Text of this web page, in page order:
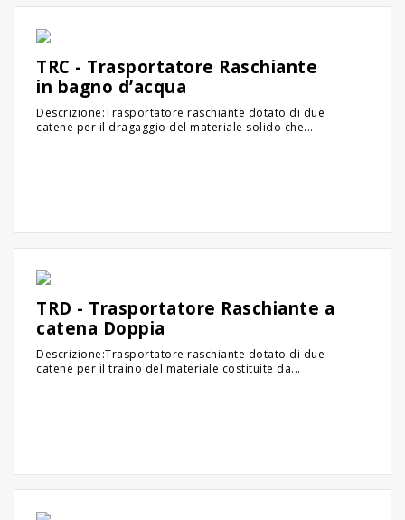
TRC - Trasportatore Raschiante
in bagno d’acqua
Descrizione:Trasportatore raschiante dotato di due
catene per il dragaggio del materiale solido che...
TRD - Trasportatore Raschiante a
catena Doppia
Descrizione:Trasportatore raschiante dotato di due
catene per il traino del materiale costituite da...